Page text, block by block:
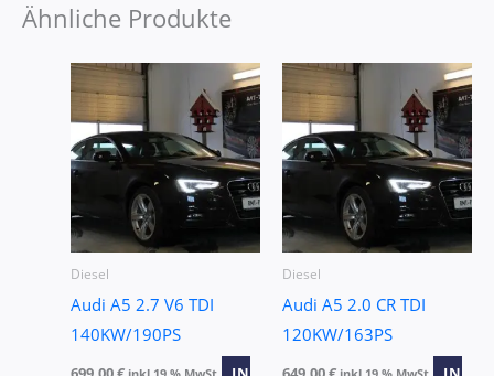
Ähnliche Produkte
Diesel
Audi A5 2.7 V6 TDI
140KW/190PS
Diesel
Audi A5 2.0 CR TDI
120KW/163PS